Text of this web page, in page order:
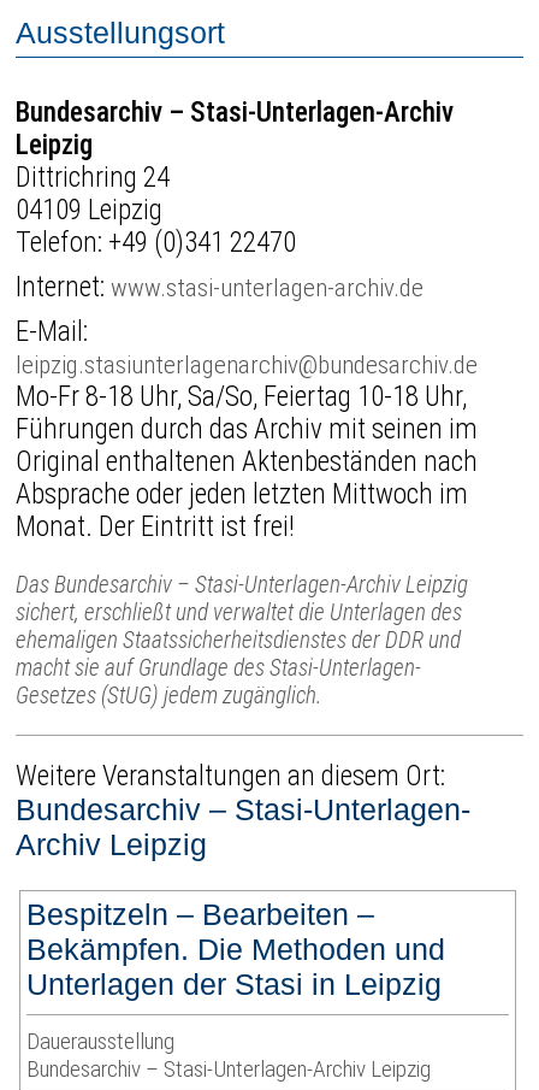
Ausstellungsort
Bundesarchiv – Stasi-Unterlagen-Archiv
Leipzig
Dittrichring 24
04109 Leipzig
Telefon: +49 (0)341 22470
Internet:www.stasi-unterlagen-archiv.de
E-Mail:
leipzig.stasiunterlagenarchiv@bundesarchiv.de
Mo-Fr 8-18 Uhr, Sa/So, Feiertag 10-18 Uhr,
Führungen durch das Archiv mit seinen im
Original enthaltenen Aktenbeständen nach
Absprache oder jeden letzten Mittwoch im
Monat. Der Eintritt ist frei!
Das Bundesarchiv – Stasi-Unterlagen-Archiv Leipzig
sichert, erschließt und verwaltet die Unterlagen des
ehemaligen Staatssicherheitsdienstes der DDR und
macht sie auf Grundlage des Stasi-Unterlagen-
Gesetzes (StUG) jedem zugänglich.
Weitere Veranstaltungen an diesem Ort:
Bundesarchiv – Stasi-Unterlagen-
Archiv Leipzig
Bespitzeln – Bearbeiten –
Bekämpfen. Die Methoden und
Unterlagen der Stasi in Leipzig
Dauerausstellung
Bundesarchiv – Stasi-Unterlagen-Archiv Leipzig